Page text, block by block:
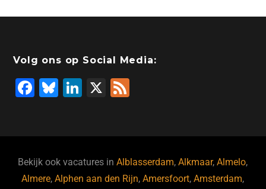
Volg ons op Social Media:
F
b
o
Bl
ky
Li
dI
n
X
Bekijk ook vacatures inAlblasserdam,Alkmaar,Almelo,
Almere,Alphen aan den Rijn,Amersfoort,Amsterdam,